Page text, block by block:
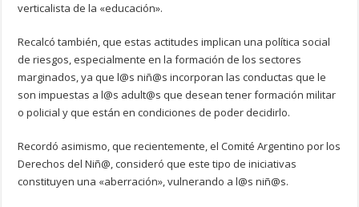
verticalista de la «educación».
Recalcó también, que estas actitudes implican una política social
de riesgos, especialmente en la formación de los sectores
marginados, ya que l@s niñ@s incorporan las conductas que le
son impuestas a l@s adult@s que desean tener formación militar
o policial y que están en condiciones de poder decidirlo.
Recordó asimismo, que recientemente, el Comité Argentino por los
Derechos del Niñ@, consideró que este tipo de iniciativas
constituyen una «aberración», vulnerando a l@s niñ@s.